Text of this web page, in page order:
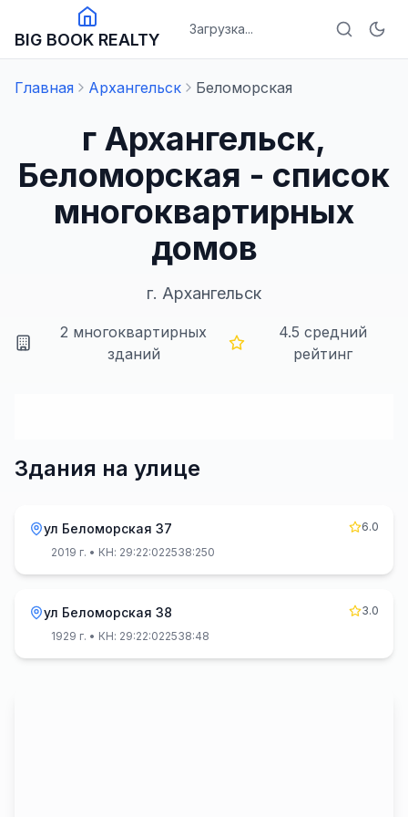
BIG BOOK REALTY
Загрузка...
Главная Архангельск Беломорская
г Архангельск,
Беломорская - список
многоквартирных
домов
г. Архангельск
2 многоквартирных
зданий
4.5 средний
рейтинг
Здания на улице
ул Беломорская 37
6.0
2019 г. • КН: 29:22:022538:250
ул Беломорская 38
3.0
1929 г. • КН: 29:22:022538:48